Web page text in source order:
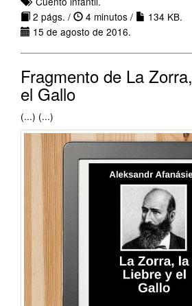
2 págs. /
4 minutos /
134 KB.
15 de agosto de 2016.
Fragmento de La
el Gallo
(...) (...)